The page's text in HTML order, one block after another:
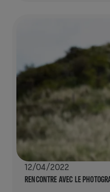
12/04/2022
RENCONTRE AVEC LE